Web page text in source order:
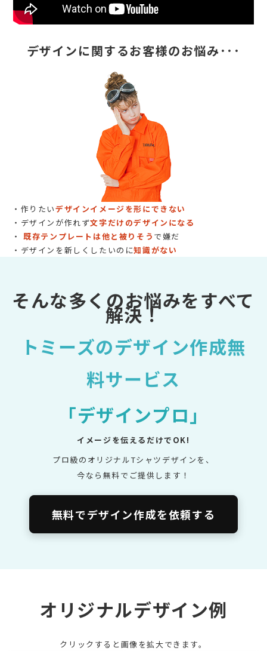
デザインに関するお客様のお悩み･･･
・作りたいデザインイメージを形にできない
・デザインが作れず文字だけのデザインになる
・ 既存テンプレートは他と被りそう で嫌だ
・デザインを新しくしたいのに知識がない
そんな多くのお悩みをすべて
解決！
トミーズのデザイン作成無
料サービス
「デザインプロ」
イメージを伝えるだけでOK!
プロ級のオリジナルTシャツデザインを、
今なら無料でご提供します！
無料でデザイン作成を依頼する
オリジナルデザイン例
クリックすると画像を拡大できます。